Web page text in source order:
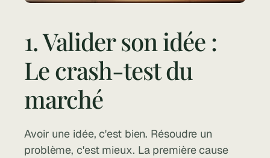
1. Valider son idée :
Le crash-test du
marché
Avoir une idée, c'est bien. Résoudre un
problème, c'est mieux. La première cause